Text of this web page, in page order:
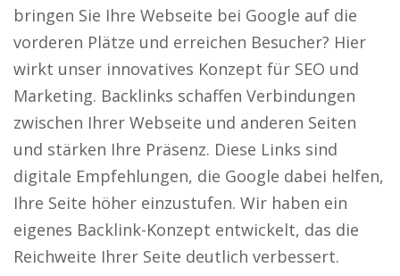
bringen Sie Ihre Webseite bei Google auf die
vorderen Plätze und erreichen Besucher? Hier
wirkt unser innovatives Konzept für SEO und
Marketing. Backlinks schaffen Verbindungen
zwischen Ihrer Webseite und anderen Seiten
und stärken Ihre Präsenz. Diese Links sind
digitale Empfehlungen, die Google dabei helfen,
Ihre Seite höher einzustufen. Wir haben ein
eigenes Backlink-Konzept entwickelt, das die
Reichweite Ihrer Seite deutlich verbessert.